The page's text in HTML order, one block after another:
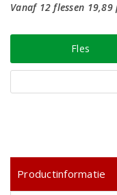
Vanaf 12 flessen 19,89
Fles
Productinformatie